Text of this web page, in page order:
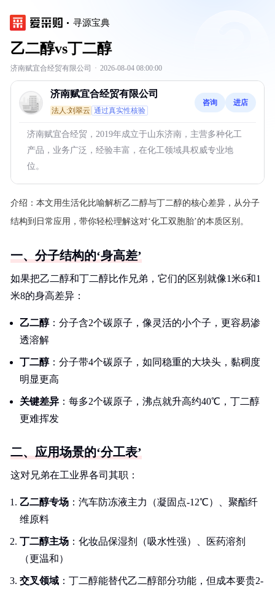
寻源宝典
乙二醇vs丁二醇
济南赋宜合经贸有限公司 · 2026-08-04 08:00:00
济南赋宜合经贸有限公司
法人:刘翠云 通过真实性核验
咨询 进店
济南赋宜合经贸，2019年成立于山东济南，主营多种化工
产品，业务广泛，经验丰富，在化工领域具权威专业地
位。
介绍： 本文用生活化比喻解析乙二醇与丁二醇的核心差异，从分子
结构到日常应用，带你轻松理解这对‘化工双胞胎’的本质区别。
一、分子结构的‘身高差’
如果把乙二醇和丁二醇比作兄弟，它们的区别就像1米6和1
米8的身高差异：
乙二醇：分子含2个碳原子，像灵活的小个子，更容易渗
透溶解
丁二醇：分子带4个碳原子，如同稳重的大块头，黏稠度
明显更高
关键差异 ：每多2个碳原子，沸点就升高约40℃，丁二醇
更难挥发
二、应用场景的‘分工表’
这对兄弟在工业界各司其职：
乙二醇专场 ：汽车防冻液主力（凝固点-12℃）、聚酯纤
维原料
丁二醇主场 ：化妆品保湿剂（吸水性强）、医药溶剂
（更温和）
交叉领域 ：丁二醇能替代乙二醇部分功能，但成本要贵2-